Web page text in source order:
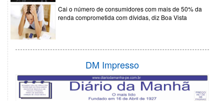
Cai o número de consumidores com mais de 50% da
renda comprometida com dívidas, diz Boa Vista
DM Impresso